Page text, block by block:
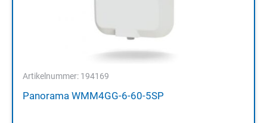
Artikelnummer: 194169
Panorama WMM4GG-6-60-5SP